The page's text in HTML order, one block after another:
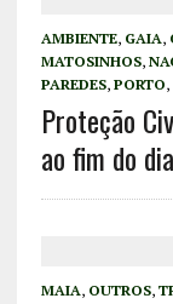
AMBIENTE, GAIA,
MATOSINHOS,
PAREDES, PORTO,
Proteção
ao fim do
MAIA, OUTROS,